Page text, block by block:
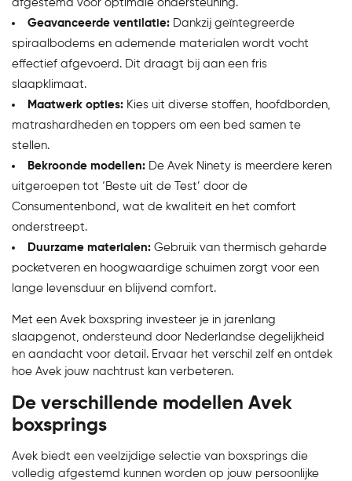
afgestemd voor optimale ondersteuning.
Geavanceerde ventilatie: Dankzij geïntegreerde
spiraalbodems en ademende materialen wordt vocht
effectief afgevoerd. Dit draagt bij aan een fris
slaapklimaat.
Maatwerk opties: Kies uit diverse stoffen, hoofdborden,
matrashardheden en toppers om een bed samen te
stellen.
Bekroonde modellen: De Avek Ninety is meerdere keren
uitgeroepen tot ‘Beste uit de Test’ door de
Consumentenbond, wat de kwaliteit en het comfort
onderstreept.
Duurzame materialen: Gebruik van thermisch geharde
pocketveren en hoogwaardige schuimen zorgt voor een
lange levensduur en blijvend comfort.
Met een Avek boxspring investeer je in jarenlang
slaapgenot, ondersteund door Nederlandse degelijkheid
en aandacht voor detail. Ervaar het verschil zelf en ontdek
hoe Avek jouw nachtrust kan verbeteren.
De verschillende modellen Avek
boxsprings
Avek biedt een veelzijdige selectie van boxsprings die
volledig afgestemd kunnen worden op jouw persoonlijke